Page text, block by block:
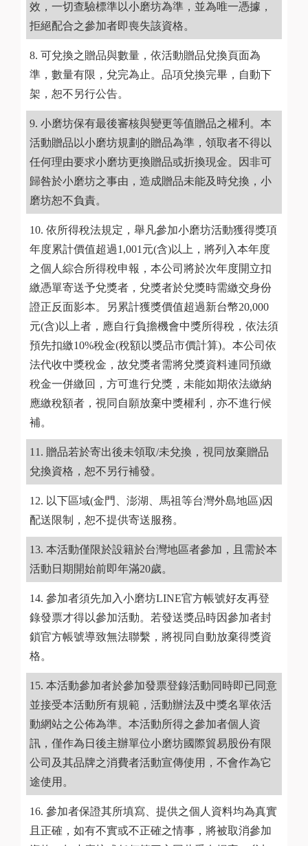
效，一切查驗標準以小磨坊為準，並為唯一憑據，
拒絕配合之參加者即喪失該資格。
可兌換之贈品與數量，依活動贈品兌換頁面為
準，數量有限，兌完為止。品項兌換完畢，自動下
架，恕不另行公告。
小磨坊保有最後審核與變更等值贈品之權利。本
活動贈品以小磨坊規劃的贈品為準，領取者不得以
任何理由要求小磨坊更換贈品或折換現金。因非可
歸咎於小磨坊之事由，造成贈品未能及時兌換，小
磨坊恕不負責。
依所得稅法規定，舉凡參加小磨坊活動獲得獎項
年度累計價值超過1,001元(含)以上，將列入本年度
之個人綜合所得稅申報，本公司將於次年度開立扣
繳憑單寄送予兌獎者，兌獎者於兌獎時需繳交身份
證正反面影本。另累計獲獎價值超過新台幣20,000
元(含)以上者，應自行負擔機會中獎所得稅，依法須
預先扣繳10%稅金(稅額以獎品市價計算)。本公司依
法代收中獎稅金，故兌獎者需將兌獎資料連同預繳
稅金一併繳回，方可進行兌獎，未能如期依法繳納
應繳稅額者，視同自願放棄中獎權利，亦不進行候
補。
贈品若於寄出後未領取/未兌換，視同放棄贈品
兌換資格，恕不另行補發。
以下區域(金門、澎湖、馬祖等台灣外島地區)因
配送限制，恕不提供寄送服務。
本活動僅限於設籍於台灣地區者參加，且需於本
活動日期開始前即年滿20歲。
參加者須先加入小磨坊LINE官方帳號好友再登
錄發票才得以參加活動。若發送獎品時因參加者封
鎖官方帳號導致無法聯繫，將視同自動放棄得獎資
格。
本活動參加者於參加發票登錄活動同時即已同意
並接受本活動所有規範，活動辦法及中獎名單依活
動網站之公佈為準。本活動所得之參加者個人資
訊，僅作為日後主辦單位小磨坊國際貿易股份有限
公司及其品牌之消費者活動宣傳使用，不會作為它
途使用。
參加者保證其所填寫、提供之個人資料均為真實
且正確，如有不實或不正確之情事，將被取消參加